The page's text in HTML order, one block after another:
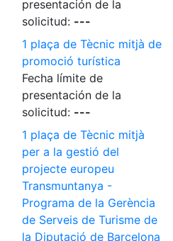
presentación de la
solicitud: ---
1 plaça de Tècnic mitjà de
promoció turística
Fecha límite de
presentación de la
solicitud: ---
1 plaça de Tècnic mitjà
per a la gestió del
projecte europeu
Transmuntanya -
Programa de la Gerència
de Serveis de Turisme de
la Diputació de Barcelona